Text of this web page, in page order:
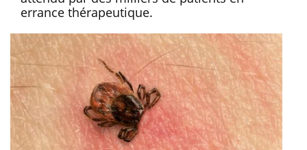
errance thérapeutique.